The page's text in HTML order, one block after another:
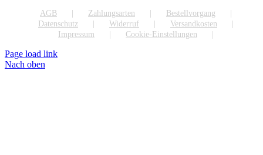
AGB Zahlungsarten
Bestellvorgang
Datenschutz
Widerruf
Versandkosten
Impressum
Cookie-Einstellungen
Page load link
Nach oben